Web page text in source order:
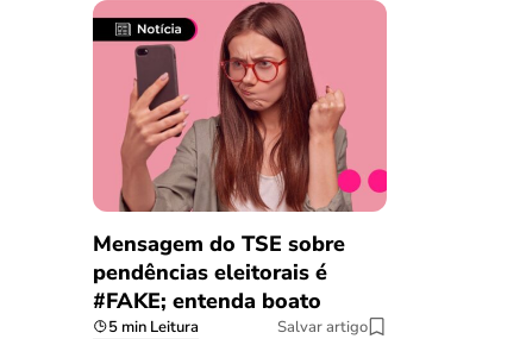
Mensagem do TSE sobre
pendências eleitorais é
#FAKE; entenda boato
5 min Leitura Salvar artigo